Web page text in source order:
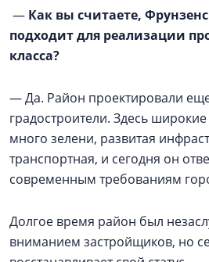
— Как вы считаете,
подходит для реализации
класса?
— Да. Район проектировали
градостроители. Здесь
много зелени, развитая
транспортная, и сегодня он
современным требованиям
Долгое время район был
вниманием застройщиков, но